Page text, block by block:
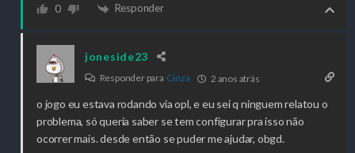
0 Responder
joneside23
Responder para Cinza 2 anos atrás
o jogo eu estava rodando via opl, e eu sei q ninguem relatou o
problema, só queria saber se tem configurar pra isso não
ocorrer mais. desde então se puder me ajudar, obgd.